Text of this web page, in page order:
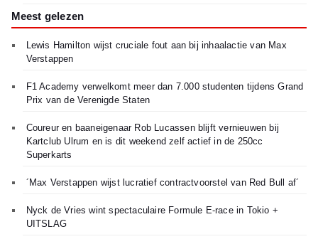
Meest gelezen
Lewis Hamilton wijst cruciale fout aan bij inhaalactie van Max
Verstappen
F1 Academy verwelkomt meer dan 7.000 studenten tijdens Grand
Prix van de Verenigde Staten
Coureur en baaneigenaar Rob Lucassen blijft vernieuwen bij
Kartclub Ulrum en is dit weekend zelf actief in de 250cc
Superkarts
´Max Verstappen wijst lucratief contractvoorstel van Red Bull af´
Nyck de Vries wint spectaculaire Formule E-race in Tokio +
UITSLAG